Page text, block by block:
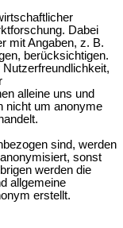
Dabei
mit Angaben, z. B.
berücksichtigen.
alleine uns und
nicht um anonyme
sind, werden
sonst
werden die
allgemeine
erstellt.